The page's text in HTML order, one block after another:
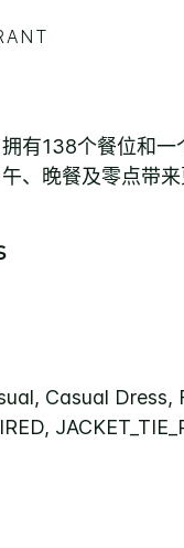
有138个餐位和
、晚餐及零点带来
Casual